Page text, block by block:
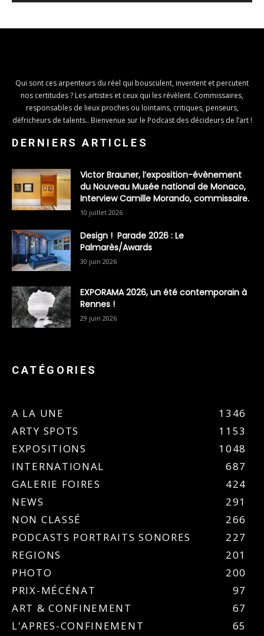
Qui sont ces arpenteurs du réel qui bousculent, inventent et percutent
nos certitudes ? Les artistes et ceux qui les révèlent. Commissaires,
responsables de lieux proches ou lointains, critiques, penseurs,
défricheurs de talents.. Bienvenue sur le Podcast des décideurs de l’art !
DERNIERS ARTICLES
Victor Brauner, l’exposition-évènement
du Nouveau Musée national de Monaco,
Interview Camille Morando, commissaire.
10 juillet 2026
Design ! Parade 2026 : Le
Palmarès/Awards
30 juin 2026
EXPORAMA 2026, un été contemporain à
Rennes !
29 juin 2026
CATÉGORIES
A LA UNE
1346
ARTY SPOTS
1153
EXPOSITIONS
1048
INTERNATIONAL
687
GALERIE FOIRES
424
NEWS
291
NON CLASSÉ
266
PODCASTS PORTRAITS SONORES
227
REGIONS
201
PHOTO
200
PRIX-MÉCÉNAT
97
ART & CONFINEMENT
67
L'APRES-CONFINEMENT
65